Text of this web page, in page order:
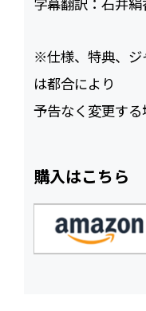
※仕様、特典、ジ
は都合により
予告なく変更する
購入はこちら